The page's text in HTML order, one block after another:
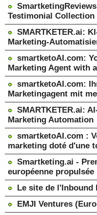
Testimonial Collection
SMARTKETER.ai:
Marketing-
smartketoAI.com:
Marketing Agent with
smartketoAI.com:
Marketingagent mit
SMARTKETER.ai:
Marketing Automation
smartketoAI.com :
marketing doté d'une
Smartketing.ai -
européenne
Le site de l'Inbound
EMJI Ventures